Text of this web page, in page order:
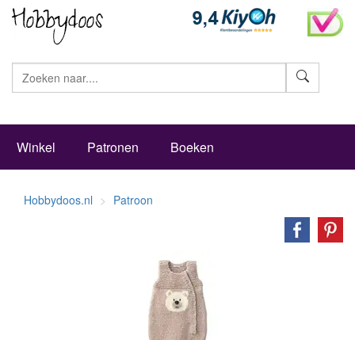
Winkel Patronen Boeken
Hobbydoos.nl Patroon